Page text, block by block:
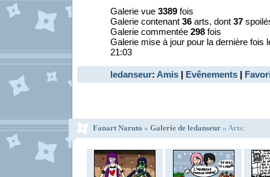
Galerie vue 3389 fois
Galerie contenant 36 arts, dont 37
Galerie commentée 298 fois
Galerie mise à jour pour la dernière fois
21:03
ledanseur: Amis | Evênements |
Fanart Naruto » Galerie de ledanseur » Arts: